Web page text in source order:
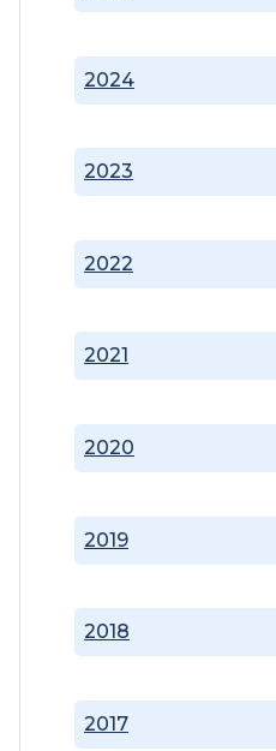
2017
2018
2019
2020
2021
2022
2023
2024